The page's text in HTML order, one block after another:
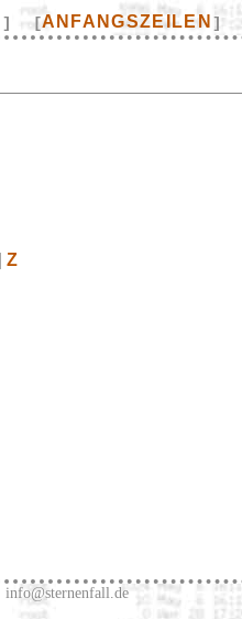
] [ANFANGSZEILEN ]
Z
info@sternenfall.de